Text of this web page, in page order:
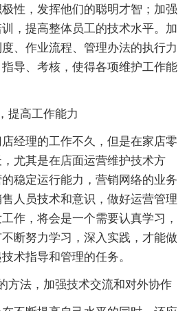
性，发挥他们的聪明才智；加强
，提高整体员工的技术水平。加
、作业流程、管理办法的执行力
导、考核，使得各项维护工作能
高工作能力
理的工作不久，但是在家店零
尤其是在店面运营维护技术方
稳定运行能力，营销网络的业务
人员技术和意识，做好运营管理
作，将会是一个需要认真学习，
断努力学习，深入实践，才能做
术指导和管理的任务。
法，加强技术交流和对外协作